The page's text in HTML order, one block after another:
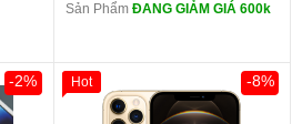
Sản Phẩm ĐANG GIẢM GIÁ 600k
-2% -8%
Hot